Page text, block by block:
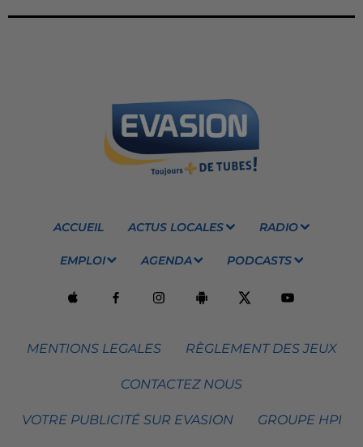
ACCUEIL ACTUS LOCALES RADIO
EMPLOI AGENDA PODCASTS
MENTIONS LEGALES RÈGLEMENT DES JEUX
CONTACTEZ NOUS
VOTRE PUBLICITÉ SUR EVASION GROUPE HPI